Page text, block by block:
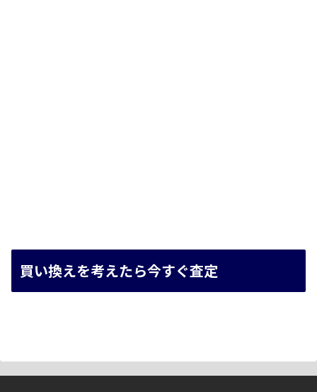
買い換えを考えたら今すぐ査定